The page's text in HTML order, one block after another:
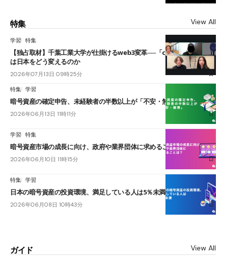
特集 View All
学習 特集
【独占取材】千葉工業大学が仕掛けるweb3変革──「cJPY」とAIの融合
は日本をどう変えるのか
2026年07月13日 09時25分
特集 学習
暗号資産の確定申告、未経験者の半数以上が「不安・無理」
2026年06月13日 11時11分
学習 特集
暗号資産市場の成長に向け、政府や業界団体に求めることは？
2026年06月10日 11時15分
特集 学習
日本の暗号資産の投資環境、満足している人は5％未満
2026年06月08日 10時43分
ガイド View All